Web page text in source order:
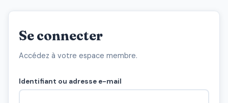
Se connecter
Accédez à votre espace membre.
Identifiant ou adresse e-mail